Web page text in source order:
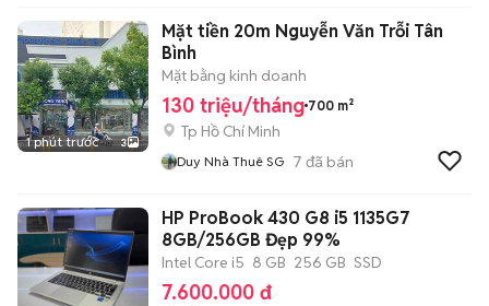
1 phút trước 3
Mặt tiền 20m Nguyễn Văn Trỗi Tân
Bình
Mặt bằng kinh doanh
130 triệu/tháng 700 m²
Tp Hồ Chí Minh
Duy Nhà Thuê SG 7 đã bán
HP ProBook 430 G8 i5 1135G7
8GB/256GB Đẹp 99%
Intel Core i5 8 GB 256 GB SSD
7.600.000 đ